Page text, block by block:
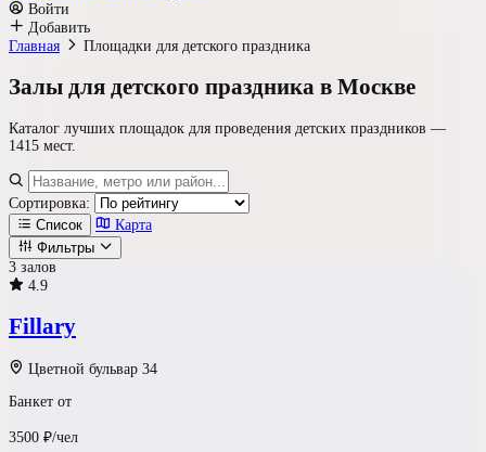
Войти
Добавить
Главная
Площадки для детского праздника
Залы для детского праздника в Москве
Каталог лучших площадок для проведения детских праздников —
1415 мест.
Сортировка:
Список
Карта
Фильтры
Где проводим?
Формат площадки
3 залов
4.9
Fillary
Цветной бульвар 34
Банкет от
3500 ₽/чел